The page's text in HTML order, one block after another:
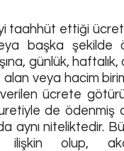
taahhüt ettiği ücret
başka şekilde
günlük, haftalık,
alan veya hacim
ücrete
de ödenmiş
aynı niteliktedir.
ilişkin olup,